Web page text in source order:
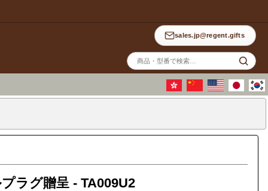
sales.jp@regent.gifts
サ
イ
ト
内
検
ラグ贈呈 - TA009U2